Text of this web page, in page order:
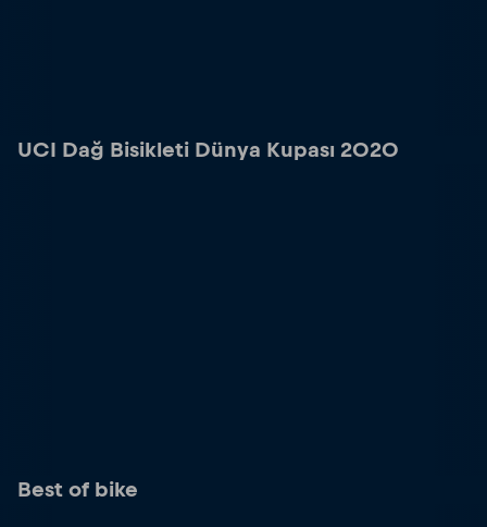
UCI Dağ Bisikleti Dünya Kupası 2020
Best of bike